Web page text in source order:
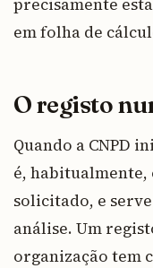
precisamente
em folha de
O registo
Quando a CNPD
é,
solicitado, e
análise. Um
organização tem